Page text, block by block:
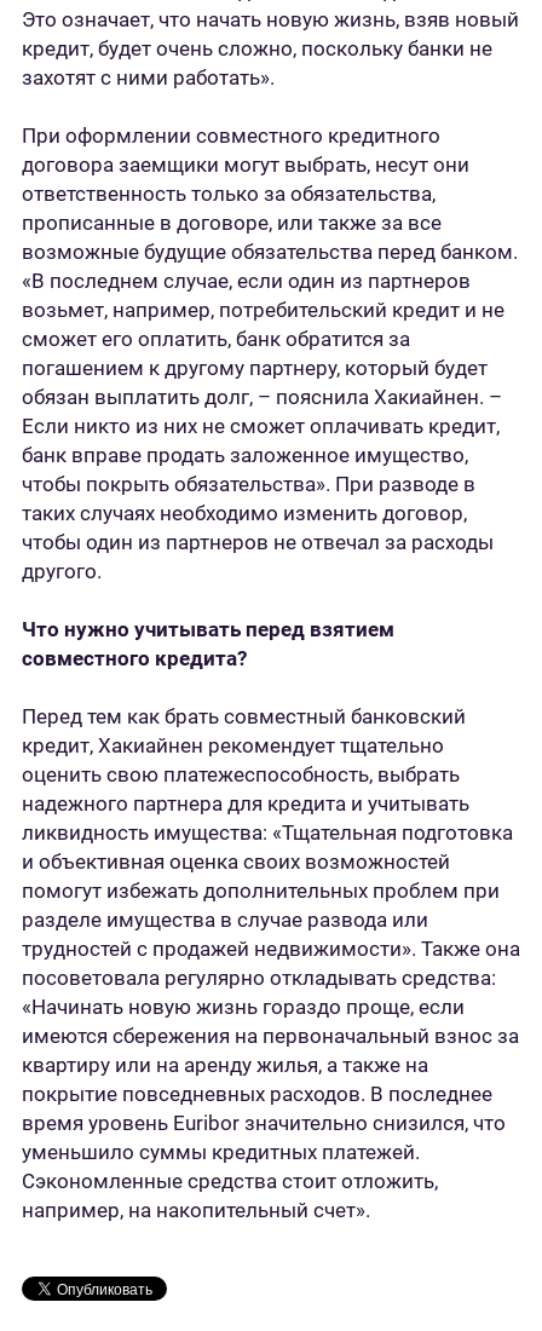
Это означает, что начать новую жизнь, взяв новый
кредит, будет очень сложно, поскольку банки не
захотят с ними работать».
При оформлении совместного кредитного
договора заемщики могут выбрать, несут они
ответственность только за обязательства,
прописанные в договоре, или также за все
возможные будущие обязательства перед банком.
«В последнем случае, если один из партнеров
возьмет, например, потребительский кредит и не
сможет его оплатить, банк обратится за
погашением к другому партнеру, который будет
обязан выплатить долг, – пояснила Хакиайнен. –
Если никто из них не сможет оплачивать кредит,
банк вправе продать заложенное имущество,
чтобы покрыть обязательства». При разводе в
таких случаях необходимо изменить договор,
чтобы один из партнеров не отвечал за расходы
другого.
Что нужно учитывать перед взятием
совместного кредита?
Перед тем как брать совместный банковский
кредит, Хакиайнен рекомендует тщательно
оценить свою платежеспособность, выбрать
надежного партнера для кредита и учитывать
ликвидность имущества: «Тщательная подготовка
и объективная оценка своих возможностей
помогут избежать дополнительных проблем при
разделе имущества в случае развода или
трудностей с продажей недвижимости». Также она
посоветовала регулярно откладывать средства:
«Начинать новую жизнь гораздо проще, если
имеются сбережения на первоначальный взнос за
квартиру или на аренду жилья, а также на
покрытие повседневных расходов. В последнее
время уровень Euribor значительно снизился, что
уменьшило суммы кредитных платежей.
Сэкономленные средства стоит отложить,
например, на накопительный счет».